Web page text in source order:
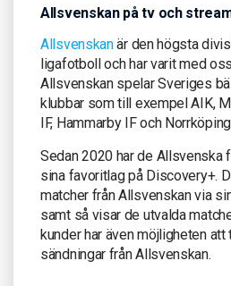
Allsvenskan på tv och
Allsvenskanär den högsta
ligafotboll och har varit med
Allsvenskan spelar Sveriges
klubbar som till exempel AIK,
IF, Hammarby IF och
Sedan 2020 har de Allsvenska
sina favoritlag på Discovery+.
matcher från Allsvenskan via
samt så visar de utvalda
kunder har även möjligheten
sändningar från Allsvenskan.